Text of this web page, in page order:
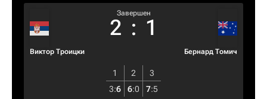
Виктор Троицки
Завершен
2 : 1
Бернард Томич
1 2
3
3:6 6:0 7:5